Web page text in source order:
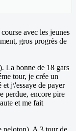
avec les jeunes
gros progrès de
La bonne de 18 gars
tour, je crée un
et j\'essaye de payer
perdue, encore pire
et me fait